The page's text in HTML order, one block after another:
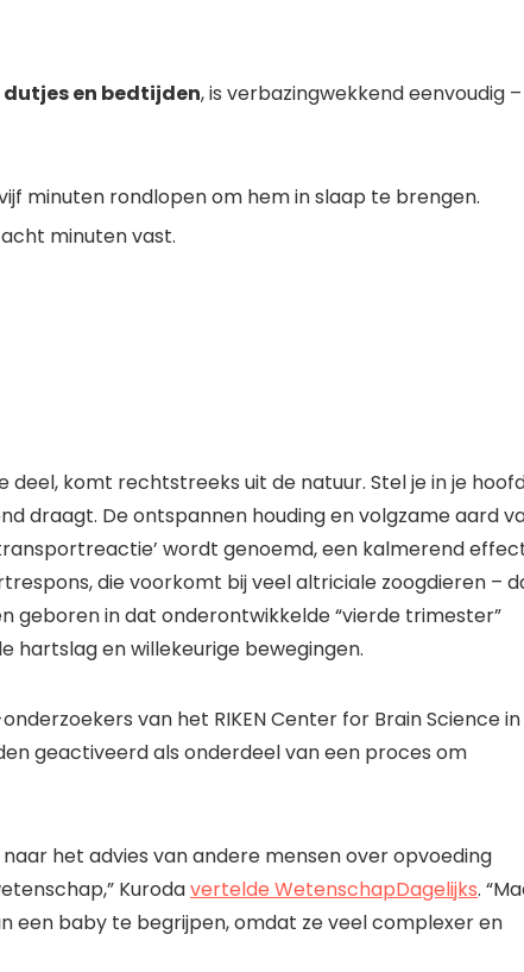
dutjes en bedtijden, is verbazingwekkend eenvoudig –
minuten rondlopen om hem in slaap te brengen.
minuten vast.
komt rechtstreeks uit de natuur. Stel je in je
draagt. De ontspannen houding en volgzame aard
wordt genoemd, een kalmerend
die voorkomt bij veel altriciale zoogdieren –
geboren in dat onderontwikkelde“vierde trimester”
hartslag en willekeurige bewegingen.
van het RIKEN Center for Brain Science in
geactiveerd als onderdeel van een proces om
het advies van andere mensen over opvoeding
Kurodavertelde WetenschapDagelijks.
een baby te begrijpen, omdat ze veel complexer en